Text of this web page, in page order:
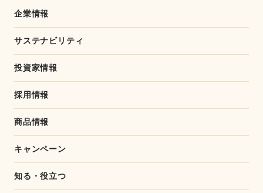
企業情報
サステナビリティ
投資家情報
採用情報
商品情報
キャンペーン
知る・役立つ